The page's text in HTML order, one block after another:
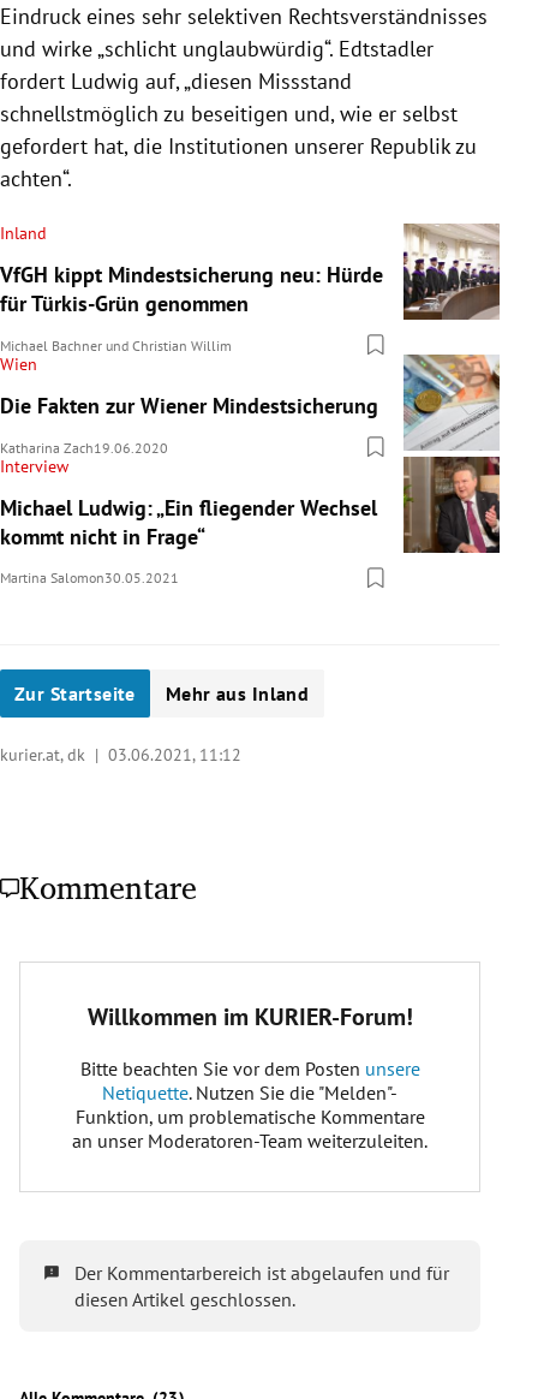
Eindruck eines sehr selektiven Rechtsverständnisses
und wirke „schlicht unglaubwürdig“. Edtstadler
fordert Ludwig auf, „diesen Missstand
schnellstmöglich zu beseitigen und, wie er selbst
gefordert hat, die Institutionen unserer Republik zu
achten“.
Inland
VfGH kippt Mindestsicherung neu: Hürde
für Türkis-Grün genommen
Michael Bachner und Christian Willim
Wien
Die Fakten zur Wiener Mindestsicherung
Katharina Zach19.06.2020
Interview
Michael Ludwig: „Ein fliegender Wechsel
kommt nicht in Frage“
Martina Salomon30.05.2021
Zur Startseite Mehr aus Inland
kurier.at, dk | 03.06.2021, 11:12
Kommentare